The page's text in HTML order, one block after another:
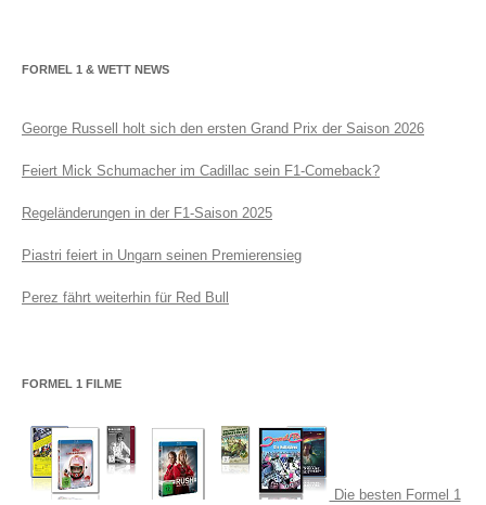
FORMEL 1 & WETT NEWS
George Russell holt sich den ersten Grand Prix der Saison 2026
Feiert Mick Schumacher im Cadillac sein F1-Comeback?
Regeländerungen in der F1-Saison 2025
Piastri feiert in Ungarn seinen Premierensieg
Perez fährt weiterhin für Red Bull
FORMEL 1 FILME
Die besten Formel 1